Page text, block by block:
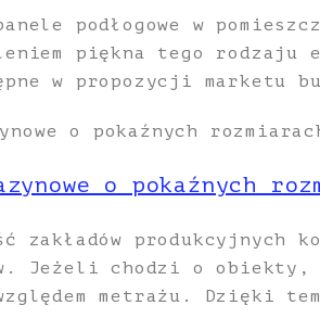
podłogowe w
piękna tego rodzaju
w propozycji marketu
o pokaźnych
zakładów
Jeżeli chodzi o obiekty,
metrażu. Dzięki